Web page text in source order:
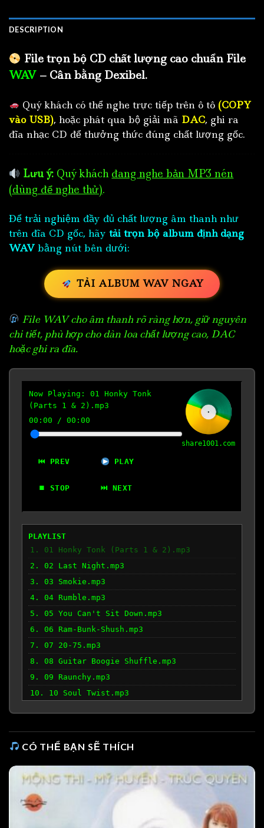
DESCRIPTION
File trọn bộ CD chất lượng cao chuẩn File
WAV – Cân bằng Dexibel.
Quý khách có thể nghe trực tiếp trên ô tô (COPY
vào USB), hoặc phát qua bộ giải mã DAC, ghi ra
đĩa nhạc CD để thưởng thức đúng chất lượng gốc.
Lưu ý: Quý khách đang nghe bản MP3 nén
(dùng để nghe thử).
Để trải nghiệm đầy đủ chất lượng âm thanh như
trên đĩa CD gốc, hãy tải trọn bộ album định dạng
WAV bằng nút bên dưới:
TẢI ALBUM WAV NGAY
File WAV cho âm thanh rõ ràng hơn, giữ nguyên
chi tiết, phù hợp cho dàn loa chất lượng cao, DAC
hoặc ghi ra đĩa.
Now Playing: 01 Honky Tonk
(Parts 1 & 2).mp3
00:00 / 00:00
⏮ PREV PLAY
⏹ STOP ⏭ NEXT
share1001.com
PLAYLIST
1. 01 Honky Tonk (Parts 1 & 2).mp3
2. 02 Last Night.mp3
3. 03 Smokie.mp3
4. 04 Rumble.mp3
5. 05 You Can't Sit Down.mp3
6. 06 Ram-Bunk-Shush.mp3
7. 07 20-75.mp3
8. 08 Guitar Boogie Shuffle.mp3
9. 09 Raunchy.mp3
10. 10 Soul Twist.mp3
CÓ THỂ BẠN SẼ THÍCH